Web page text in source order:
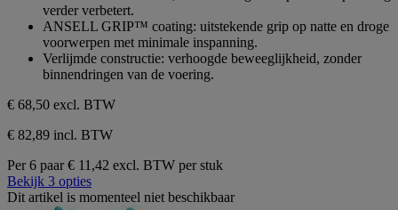
verder verbetert.
ANSELL GRIP™ coating: uitstekende grip op natte en droge
voorwerpen met minimale inspanning.
Verlijmde constructie: verhoogde beweeglijkheid, zonder
binnendringen van de voering.
€ 68,50 excl. BTW
€ 82,89 incl. BTW
Per 6 paar € 11,42 excl. BTW per stuk
Bekijk 3 opties
Dit artikel is momenteel niet beschikbaar